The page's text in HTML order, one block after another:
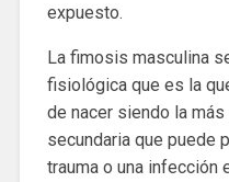
expuesto.
La fimosis masculina
fisiológica que es la
de nacer siendo la
secundaria que puede
trauma o una infección